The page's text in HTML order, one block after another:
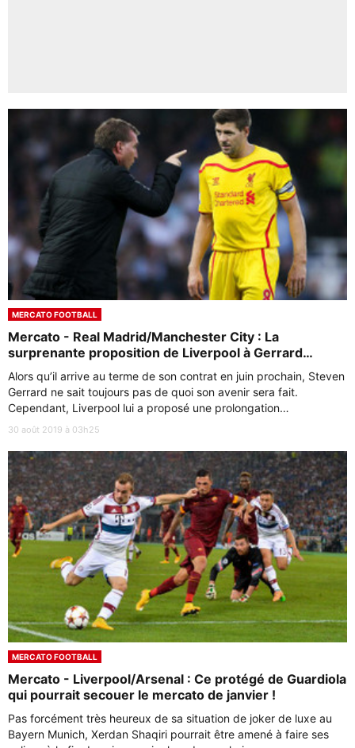
MERCATO FOOTBALL
Mercato - Real Madrid/Manchester City : La
surprenante proposition de Liverpool à Gerrard…
Alors qu’il arrive au terme de son contrat en juin prochain, Steven
Gerrard ne sait toujours pas de quoi son avenir sera fait.
Cependant, Liverpool lui a proposé une prolongation…
30 août 2019 à 03h25
MERCATO FOOTBALL
Mercato - Liverpool/Arsenal : Ce protégé de Guardiola
qui pourrait secouer le mercato de janvier !
Pas forcément très heureux de sa situation de joker de luxe au
Bayern Munich, Xerdan Shaqiri pourrait être amené à faire ses